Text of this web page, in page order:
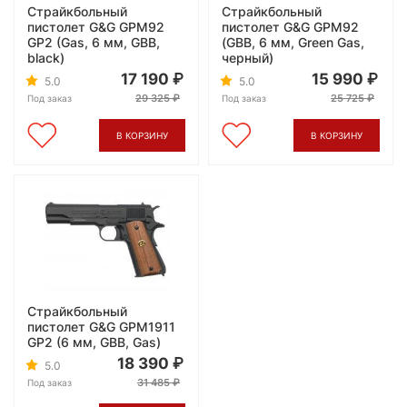
Страйкбольный
пистолет G&G GPM92
GP2 (Gas, 6 мм, GBB,
black)
5.0
Под заказ
17 190
29 325
В КОРЗИНУ
Страйкбольный
пистолет G&G GPM92
(GBB, 6 мм, Green Gas,
черный)
5.0
Под заказ
15 990
25 725
В КОРЗИНУ
Страйкбольный
пистолет G&G GPM1911
GP2 (6 мм, GBB, Gas)
5.0
Под заказ
18 390
31 485